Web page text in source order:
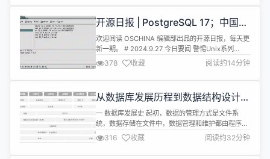
下： 1.人力有限 我们除了要支撑存量页面的日常迭
代，还需要完成大量页面的新增，虽然有短期的人力
支援，但总体还是捉襟见肘。 2.如何保障交付质量和
体验？ 商家营销工具核心...
开源日报 | PostgreSQL 17；中国AI
公司如何绕过美国的芯片禁令；开源
许可证选择器；谁能解AI开发者的
渴？
欢迎阅读 OSCHINA 编辑部出品的开源日报，每天更
新一期。 # 2024.9.27 今日要闻 警惕Unix系列
CUPS多个安全漏洞最终可导致远程代码执行
CUPS（Common UNIX Printing System）是一个
开源的打印架构，广泛用于类 UNIX 操作系统，
Printing Prot...
378 收藏 阅读约14分钟
从数据库发展历程到数据结构设计探
析
一 数据库发展史 起初，数据的管理方式是文件系
统，数据存储在文件中，数据管理和维护都由程序员
完成。后来发展出树形结构和网状结构的数据库，但
都存在着难以扩展和维护的问题。直到七十年代，关
系数据库理论的提出，以表格形式组织数据，数据之
316 收藏 阅读约32分钟